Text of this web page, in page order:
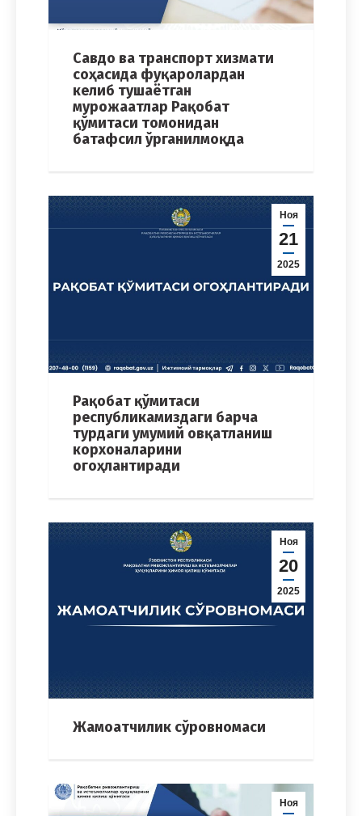
Савдо ва транспорт хизмати
соҳасида фуқаролардан
келиб тушаётган
мурожаатлар Рақобат
қўмитаси томонидан
батафсил ўрганилмоқда
Ноя
21
2025
Рақобат қўмитаси
республикамиздаги барча
турдаги умумий овқатланиш
корхоналарини
огоҳлантиради
Ноя
20
2025
Жамоатчилик сўровномаси
Ноя